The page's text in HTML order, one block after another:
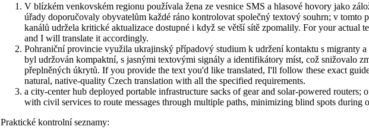
V blízkém venkovském regionu používala žena ze vesnice SMS a hlasové hovory jako
úřady doporučovaly obyvatelům každé ráno kontrolovat společný textový souhrn; v tomto
kanálů udržela kritické aktualizace dostupné i když se větší sítě zpomalily. For your actual
and I will translate it accordingly.
Pohraniční provincie využila ukrajinský případový studium k udržení kontaktu s migranty
byl udržován kompaktní, s jasnými textovými signály a identifikátory míst, což snižovalo
přeplněných úkrytů. If you provide the text you'd like translated, I'll follow these exact
natural, native-quality Czech translation with all the specified requirements.
a city-center hub deployed portable infrastructure sacks of gear and solar-powered routers;
with civil services to route messages through multiple paths, minimizing blind spots during
Praktické kontrolní seznamy: